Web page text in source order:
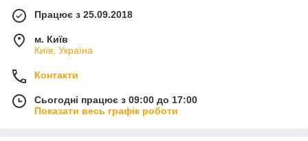
Працює з 25.09.2018
м. Київ
Київ, Україна
Контакти
Сьогодні працює з 09:00 до 17:00
Показати весь графік роботи